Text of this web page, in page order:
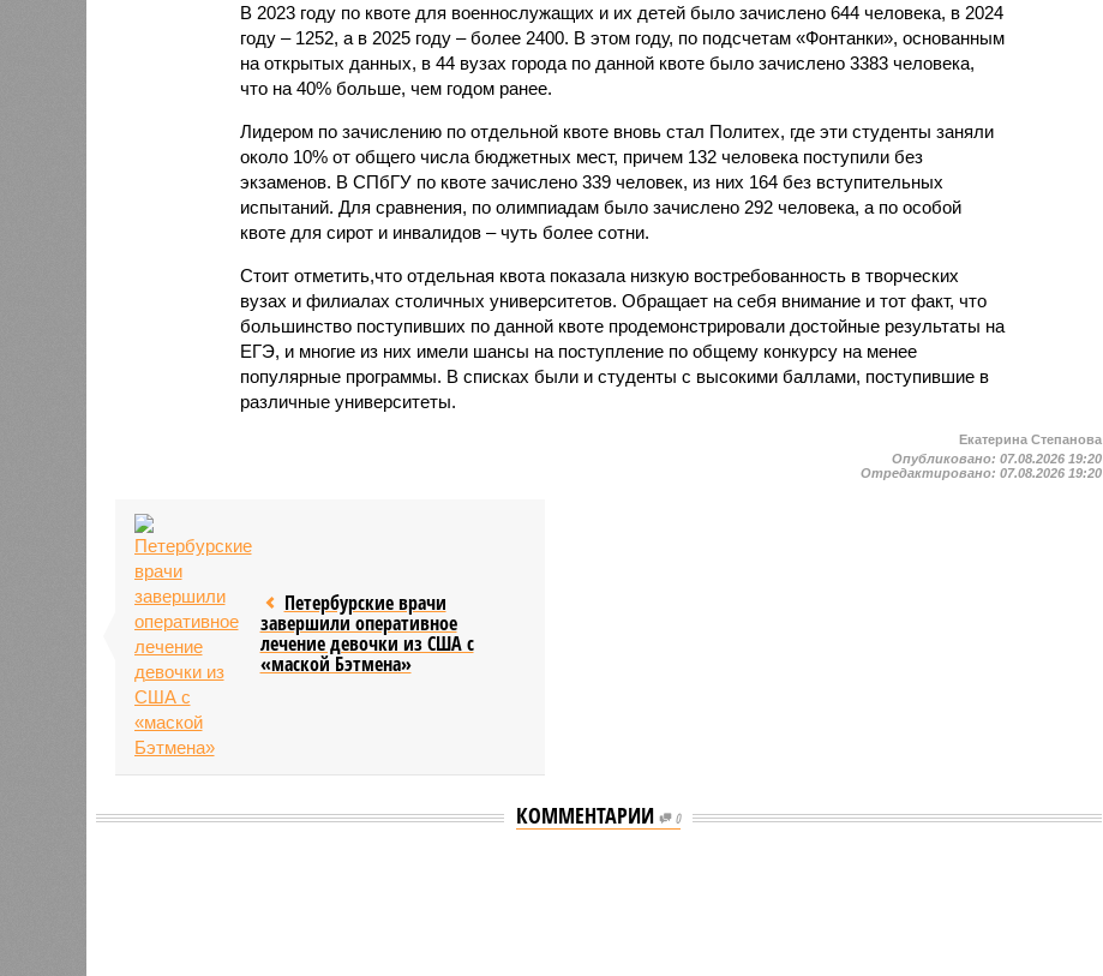
В 2023 году по квоте для военнослужащих и их детей было зачислено 644 человека, в 2024
году – 1252, а в 2025 году – более 2400. В этом году, по подсчетам «Фонтанки», основанным
на открытых данных, в 44 вузах города по данной квоте было зачислено 3383 человека,
что на 40% больше, чем годом ранее.
Лидером по зачислению по отдельной квоте вновь стал Политех, где эти студенты заняли
около 10% от общего числа бюджетных мест, причем 132 человека поступили без
экзаменов. В СПбГУ по квоте зачислено 339 человек, из них 164 без вступительных
испытаний. Для сравнения, по олимпиадам было зачислено 292 человека, а по особой
квоте для сирот и инвалидов – чуть более сотни.
Стоит отметить,что отдельная квота показала низкую востребованность в творческих
вузах и филиалах столичных университетов. Обращает на себя внимание и тот факт, что
большинство поступивших по данной квоте продемонстрировали достойные результаты на
ЕГЭ, и многие из них имели шансы на поступление по общему конкурсу на менее
популярные программы. В списках были и студенты с высокими баллами, поступившие в
различные университеты.
Екатерина Степанова
Опубликовано:07.08.2026 19:20
Отредактировано:07.08.2026 19:20
Петербурские врачи
завершили оперативное
лечение девочки из США с
«маской Бэтмена»
КОММЕНТАРИИ 0